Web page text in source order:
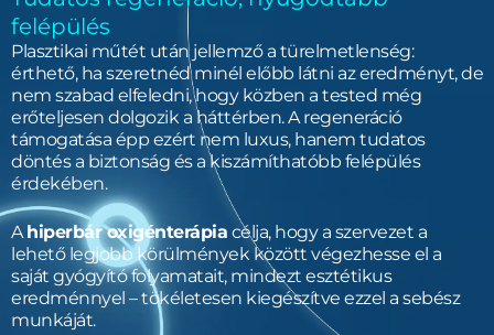
felépülés
Plasztikai műtét után jellemző a türelmetlenség:
érthető, ha szeretnéd minél előbb látni az eredményt, de
nem szabad elfeledni, hogy közben a tested még
erőteljesen dolgozik a háttérben. A regeneráció
támogatása épp ezért nem luxus, hanem tudatos
döntés a biztonság és a kiszámíthatóbb felépülés
érdekében.
Ahiperbár oxigénterápia célja, hogy a szervezet a
lehető legjobb körülmények között végezhesse el a
saját gyógyító folyamatait, mindezt esztétikus
eredménnyel – tökéletesen kiegészítve ezzel a sebész
munkáját.